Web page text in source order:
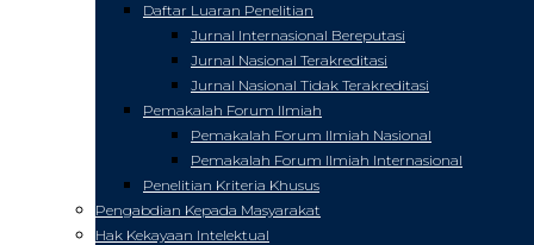
Daftar Luaran Penelitian
Jurnal Internasional Bereputasi
Jurnal Nasional Terakreditasi
Jurnal Nasional Tidak Terakreditasi
Pemakalah Forum Ilmiah
Pemakalah Forum Ilmiah Nasional
Pemakalah Forum Ilmiah Internasional
Penelitian Kriteria Khusus
Pengabdian Kepada Masyarakat
Hak Kekayaan Intelektual